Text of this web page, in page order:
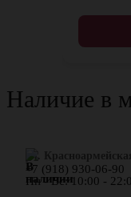
Наличие в
ул.
+7 (918) 930-06-90
Пн - Вс: 10:00 -